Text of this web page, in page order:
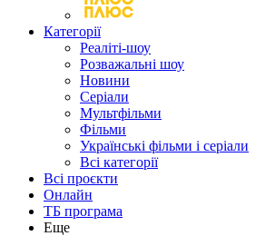
Категорії
Реаліті-шоу
Розважальні шоу
Новини
Серіали
Мультфільми
Фільми
Українські фільми і серіали
Всі категорії
Всі проєкти
Онлайн
ТБ програма
Еще